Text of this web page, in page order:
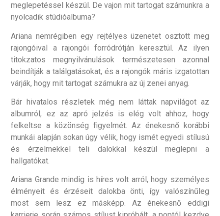
meglepetéssel készül. De vajon mit tartogat számunkra a
nyolcadik stúdióalbuma?
Ariana nemrégiben egy rejtélyes üzenetet osztott meg
rajongóival a rajongói forródrótján keresztül. Az ilyen
titokzatos megnyilvánulások természetesen azonnal
beindítják a találgatásokat, és a rajongók máris izgatottan
várják, hogy mit tartogat számukra az új zenei anyag.
Bár hivatalos részletek még nem láttak napvilágot az
albumról, ez az apró jelzés is elég volt ahhoz, hogy
felkeltse a közönség figyelmét. Az énekesnő korábbi
munkái alapján sokan úgy vélik, hogy ismét egyedi stílusú
és érzelmekkel teli dalokkal készül meglepni a
hallgatókat.
Ariana Grande mindig is híres volt arról, hogy személyes
élményeit és érzéseit dalokba önti, így valószínűleg
most sem lesz ez másképp. Az énekesnő eddigi